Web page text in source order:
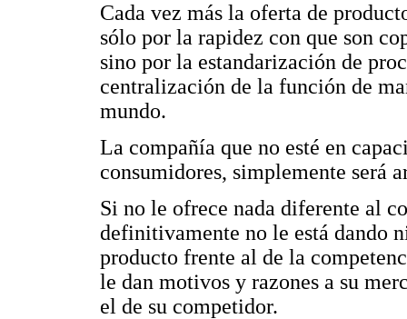
Cada vez más la oferta de
sólo por la rapidez con que son
sino por la estandarización de
centralización de la función de
mundo.
La compañía que no esté en
consumidores, simplemente será
Si no le ofrece nada diferente al
definitivamente no le está dando
producto frente al de la
le dan motivos y razones a su
el de su competidor.